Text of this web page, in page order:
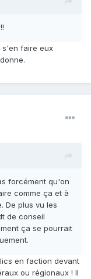
s'en faire eux
forcément qu'on
comme ça et à
De plus vu les
de conseil
ça se pourrait
en faction devant
ou régionaux ! Il